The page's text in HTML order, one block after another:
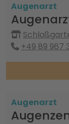
Augenarzt
+49 89 967
Augenarzt